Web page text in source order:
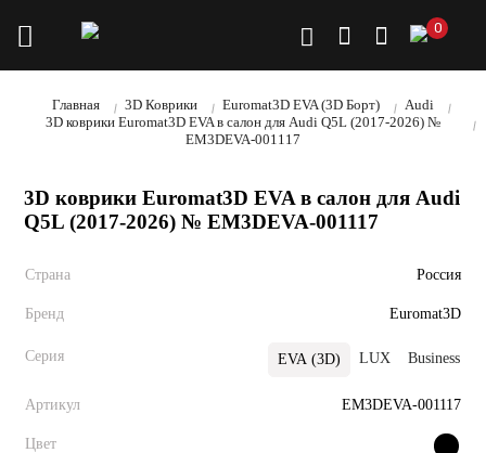
0
Главная 3D Коврики Euromat3D EVA (3D Борт)
Audi
3D коврики Euromat3D EVA в салон для Audi Q5L (2017-2026) №
EM3DEVA-001117
3D коврики Euromat3D EVA в салон для Audi
Q5L (2017-2026) № EM3DEVA-001117
Страна Россия
Бренд Euromat3D
Серия EVA (3D) LUX Business
Артикул EM3DEVA-001117
Цвет